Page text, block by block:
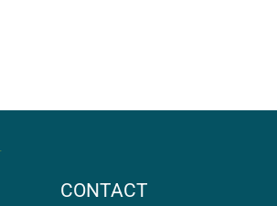
CONTACT